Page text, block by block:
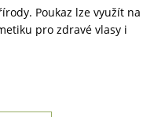
Poukaz lze využít na
pro zdravé vlasy i